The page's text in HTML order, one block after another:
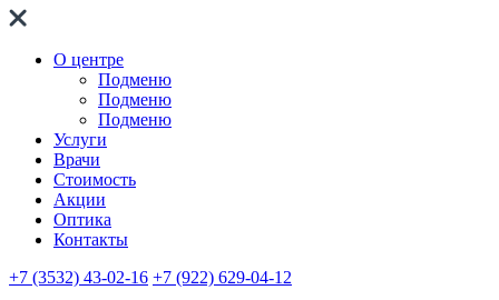
О центре
Подменю
Подменю
Подменю
Услуги
Врачи
Стоимость
Акции
Оптика
Контакты
+7 (3532) 43-02-16 +7 (922) 629-04-12